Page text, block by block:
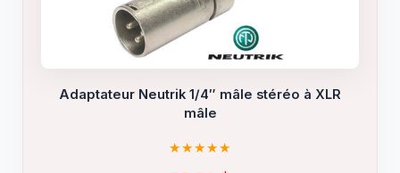
Adaptateur Neutrik 1/4″ mâle stéréo à XLR
mâle